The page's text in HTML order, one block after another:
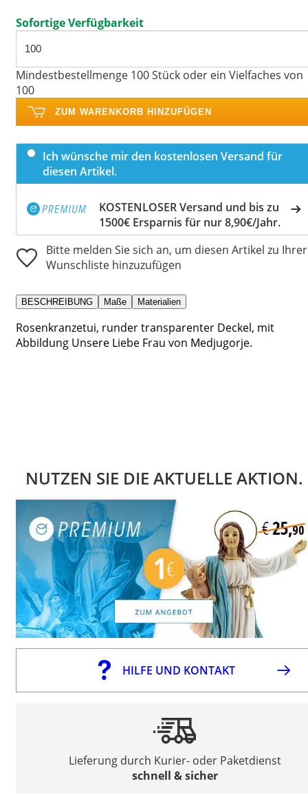
Sofortige Verfügbarkeit
Mindestbestellmenge 100 Stück oder ein Vielfaches von
100
ZUM WARENKORB HINZUFÜGEN
Ich wünsche mir den kostenlosen Versand für
diesen Artikel.
KOSTENLOSER Versand und bis zu
1500€ Ersparnis für nur 8,90€/Jahr.
Bitte melden Sie sich an, um diesen Artikel zu Ihrer
Wunschliste hinzuzufügen
BESCHREIBUNG Maße Materialien
Rosenkranzetui, runder transparenter Deckel, mit
Abbildung Unsere Liebe Frau von Medjugorje.
NUTZEN SIE DIE AKTUELLE AKTION.
HILFE UND KONTAKT
Lieferung durch Kurier- oder Paketdienst
schnell & sicher